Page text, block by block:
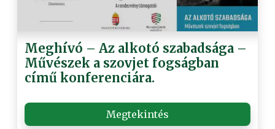
Meghívó – Az alkotó szabadsága –
Művészek a szovjet fogságban
című konferenciára.
Megtekintés